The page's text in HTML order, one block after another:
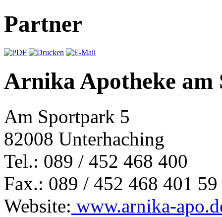
Partner
Arnika Apotheke
Am Sportpark 5
82008 Unterhaching
Tel.: 089 / 452 468 400
Fax.: 089 / 452 468 401 59
Website: www.arnika-